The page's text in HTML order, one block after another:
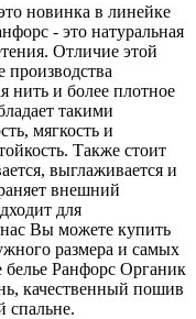
новинка в линейке
- это натуральная
Отличие этой
производства
нить и более плотное
такими
мягкость и
Также стоит
выглаживается и
внешний
для
Вы можете купить
размера и самых
белье Ранфорс Органик
качественный пошив
спальне.